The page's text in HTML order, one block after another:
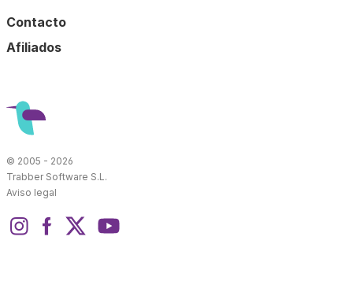
Contacto
Afiliados
© 2005 - 2026
Trabber Software S.L.
Aviso legal